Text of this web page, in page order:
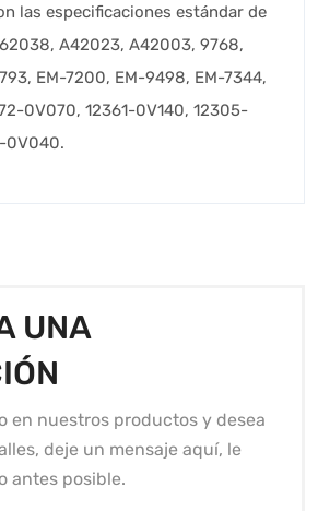
las especificaciones estándar de
A42023, A42003, 9768,
EM-7200, EM-9498, EM-7344,
0V070, 12361-0V140, 12305-
0V040.
UNA
en nuestros productos y desea
deje un mensaje aquí, le
antes posible.